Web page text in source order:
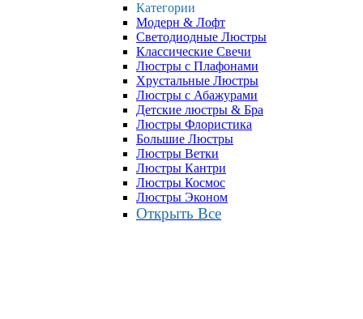
Категории
Модерн & Лофт
Светодиодные Люстры
Классические Свечи
Люстры с Плафонами
Хрустальные Люстры
Люстры с Абажурами
Детские люстры & Бра
Люстры Флористика
Большие Люстры
Люстры Ветки
Люстры Кантри
Люстры Космос
Люстры Эконом
Открыть Все